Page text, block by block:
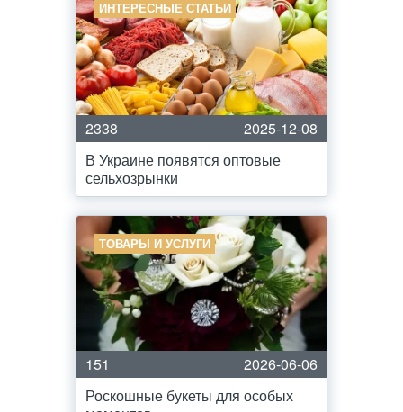
ИНТЕРЕСНЫЕ СТАТЬИ
2338
2025-12-08
В Украине появятся оптовые
сельхозрынки
ТОВАРЫ И УСЛУГИ
151
2026-06-06
Роскошные букеты для особых